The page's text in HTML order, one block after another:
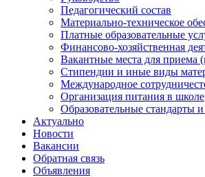
Педагогический состав
Материально-техническое
Платные образовательные
Финансово-хозяйственная
Вакантные места для приема
Стипендии и иные виды
Международное
Организация питания в школе
Образовательные стандарты
Актуально
Новости
Вакансии
Обратная связь
Объявления